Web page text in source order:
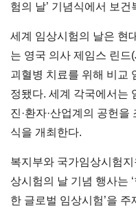
험의 날’ 기념식에서 보
세계 임상시험의 날은 현
는 영국 의사 제임스 린
괴혈병 치료를 위해 비교
정됐다. 세계 각국에서는
진·환자·산업계의 공헌
식을 개최한다.
복지부와 국가임상시험
상시험의 날 기념 행사는
한 글로벌 임상시험’을